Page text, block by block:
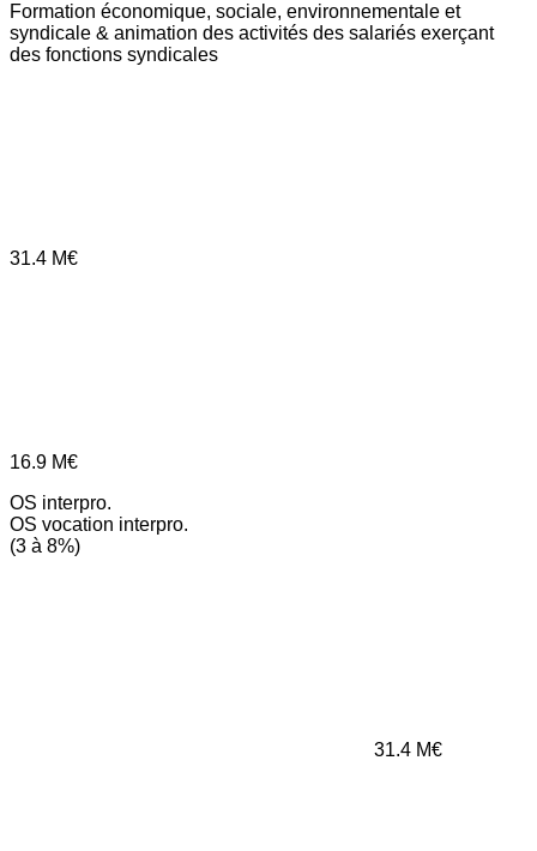
Formation économique, sociale, environnementale et
syndicale & animation des activités des salariés exerçant
des fonctions syndicales
31.4 M€
16.9 M€
OS interpro.
OS vocation interpro.
(3 à 8%)
31.4 M€